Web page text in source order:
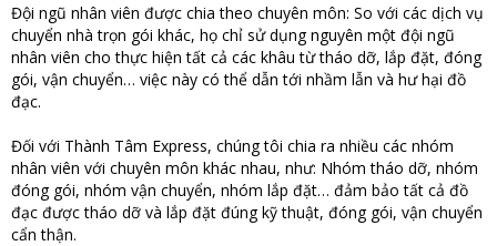
Đội ngũ nhân viên được chia theo chuyên môn: So với các dịch vụ
chuyển nhà trọn gói khác, họ chỉ sử dụng nguyên một đội ngũ
nhân viên cho thực hiện tất cả các khâu từ tháo dỡ, lắp đặt, đóng
gói, vận chuyển… việc này có thể dẫn tới nhầm lẫn và hư hại đồ
đạc.
Đối với Thành Tâm Express, chúng tôi chia ra nhiều các nhóm
nhân viên với chuyên môn khác nhau, như: Nhóm tháo dỡ, nhóm
đóng gói, nhóm vận chuyển, nhóm lắp đặt… đảm bảo tất cả đồ
đạc được tháo dỡ và lắp đặt đúng kỹ thuật, đóng gói, vận chuyển
cẩn thận.